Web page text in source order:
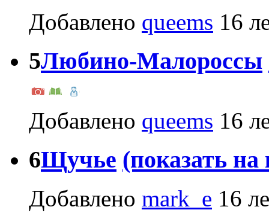
Добавлено queems 16
5Любино-Малороссы
Добавлено queems 16
6Щучье (показать на
Добавлено mark_e 16